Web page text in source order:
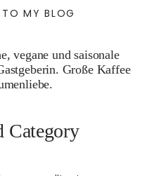
MY BLOG
vegane und saisonale
Große Kaffee
Category